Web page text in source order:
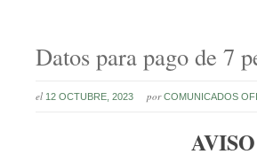
Datos para pago de 7
el 12 OCTUBRE, 2023 por COMUNICADOS